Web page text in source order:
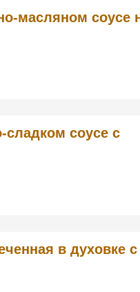
масляном соусе
сладком соусе с
в духовке с